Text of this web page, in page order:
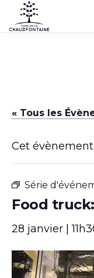
Passer
au
commune
« Tous les
Cet évènement
Série
Food
28 janvier |